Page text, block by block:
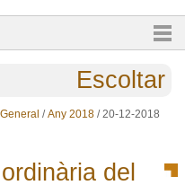
Escoltar
/Any 2018 /20-12-2018
del